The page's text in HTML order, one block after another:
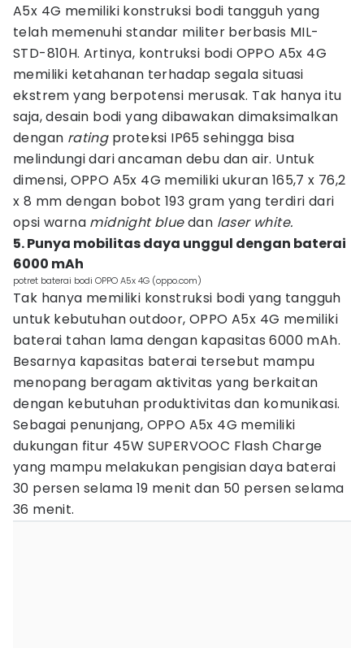
A5x 4G memiliki konstruksi bodi tangguh yang
telah memenuhi standar militer berbasis MIL-
STD-810H. Artinya, kontruksi bodi OPPO A5x 4G
memiliki ketahanan terhadap segala situasi
ekstrem yang berpotensi merusak. Tak hanya itu
saja, desain bodi yang dibawakan dimaksimalkan
dengan ratingproteksi IP65 sehingga bisa
melindungi dari ancaman debu dan air. Untuk
dimensi, OPPO A5x 4G memiliki ukuran 165,7 x 76,2
x 8 mm dengan bobot 193 gram yang terdiri dari
opsi warna midnight bluedan laser white.
5. Punya mobilitas daya unggul dengan baterai
6000 mAh
potret baterai bodi OPPO A5x 4G (oppo.com)
Tak hanya memiliki konstruksi bodi yang tangguh
untuk kebutuhan outdoor, OPPO A5x 4G memiliki
baterai tahan lama dengan kapasitas 6000 mAh.
Besarnya kapasitas baterai tersebut mampu
menopang beragam aktivitas yang berkaitan
dengan kebutuhan produktivitas dan komunikasi.
Sebagai penunjang, OPPO A5x 4G memiliki
dukungan fitur 45W SUPERVOOC Flash Charge
yang mampu melakukan pengisian daya baterai
30 persen selama 19 menit dan 50 persen selama
36 menit.